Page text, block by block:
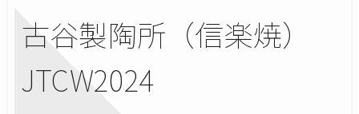
古谷製陶所（信楽焼）
JTCW2024